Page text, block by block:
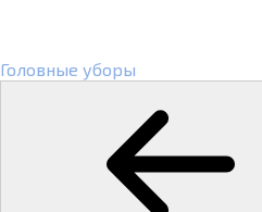
Головные уборы